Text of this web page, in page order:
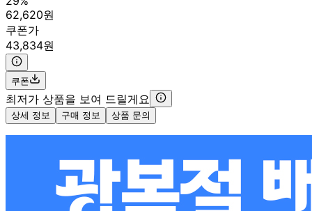
62,620원
쿠폰가
43,834원
쿠폰
최저가 상품을 보여 드릴게요
상세 정보 구매 정보 상품 문의